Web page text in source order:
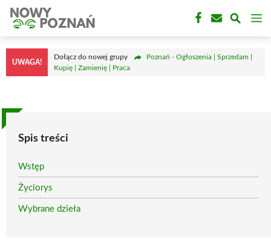
Przejdź
treści
UWAGA!
Dołącz do nowej grupy
Poznań - Ogłoszenia | Sprzedam |
Kupię | Zamienię | Praca
Spis treści
Wstęp
Życiorys
Wybrane dzieła